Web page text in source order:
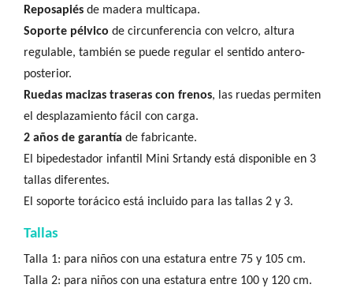
Reposapiés de madera multicapa.
Soporte pélvico de circunferencia con velcro, altura
regulable, también se puede regular el sentido antero-
posterior.
Ruedas macizas traseras con frenos, las ruedas permiten
el desplazamiento fácil con carga.
2 años de garantía de fabricante.
El bipedestador infantil Mini Srtandy está disponible en 3
tallas diferentes.
El soporte torácico está incluido para las tallas 2 y 3.
Tallas
Talla 1: para niños con una estatura entre 75 y 105 cm.
Talla 2: para niños con una estatura entre 100 y 120 cm.